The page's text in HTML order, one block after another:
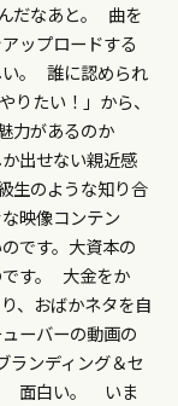
だなあと。 曲を
ップロードする
い。 誰に認められ
りたい！」から、
力があるのか
出せない親近感
生のような知り合
映像コンテン
です。大資本の
す。 大金をか
、おばかネタを自
ーバーの動画の
ランディング＆セ
面白い。 いま